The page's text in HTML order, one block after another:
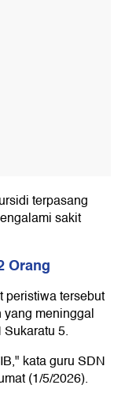
terpasang
sakit
Orang
peristiwa tersebut
meninggal
5.
kata guru SDN
(1/5/2026).